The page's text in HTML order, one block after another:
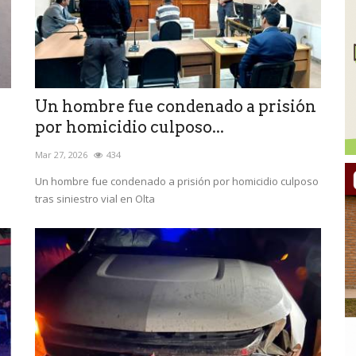
Un hombre fue condenado a prisión
por homicidio culposo...
Mar 27, 2026 434
Un hombre fue condenado a prisión por homicidio culposo
tras siniestro vial en Olta